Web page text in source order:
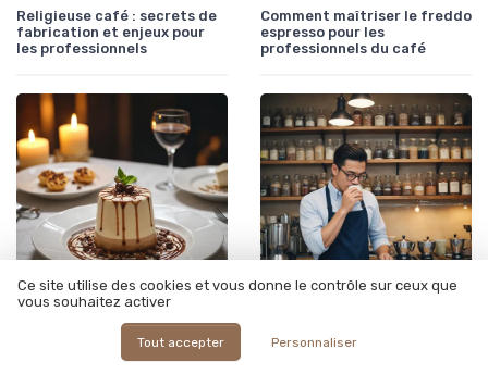
Religieuse café : secrets de
fabrication et enjeux pour
les professionnels
Comment maîtriser le freddo
espresso pour les
professionnels du café
Conseils de Gestion du Café • 29/01/2026
Comment sublimer la panna
Vivre la coffe passion au
Ce site utilise des cookies et vous donne le contrôle sur ceux que
vous souhaitez activer
Tout accepter Personnaliser